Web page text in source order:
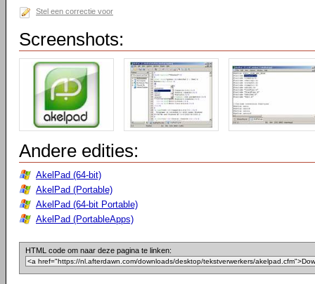
Stel een correctie voor
Screenshots:
Andere edities:
AkelPad (64-bit)
AkelPad (Portable)
AkelPad (64-bit Portable)
AkelPad (PortableApps)
HTML code om naar deze pagina te linken: